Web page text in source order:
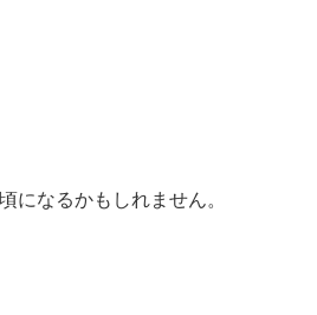
になるかもしれません。